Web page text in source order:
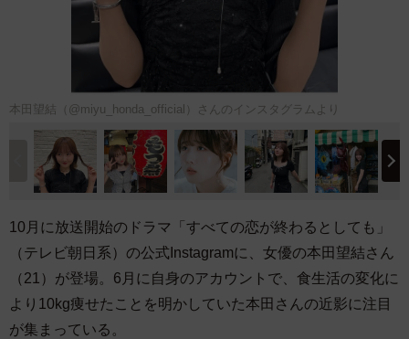
本田望結（@miyu_honda_official）さんのインスタグラムより
10月に放送開始のドラマ「すべての恋が終わるとしても」
（テレビ朝日系）の公式Instagramに、女優の本田望結さん
（21）が登場。6月に自身のアカウントで、食生活の変化に
より10kg痩せたことを明かしていた本田さんの近影に注目
が集まっている。